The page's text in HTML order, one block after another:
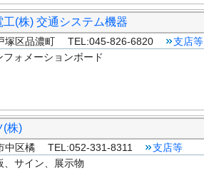
工(株) 交通システム機器
塚区品濃町 TEL:045-826-6820
支店等
フォメーションボード
(株)
中区橘 TEL:052-331-8311
支店等
、サイン、展示物